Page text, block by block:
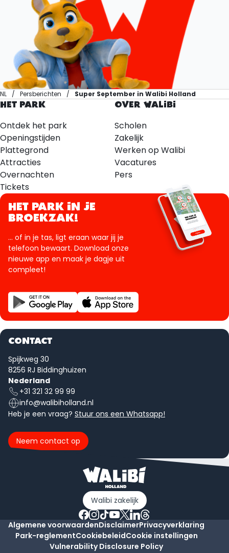
NL Persberichten
Super September in Walibi Holland
HET PARK
Ontdek het park
Openingstijden
Plattegrond
Attracties
Overnachten
Tickets
OVER WALIBI
Scholen
Zakelijk
Werken op Walibi
Vacatures
Pers
HET PARK IN JE
BROEKZAK!
... of in je tas, ligt eraan waar jij je
telefoon bewaart. Download onze
nieuwe app en maak je dagje uit
compleet!
CONTACT
Spijkweg 30
8256 RJ Biddinghuizen
Nederland
+31 321 32 99 99
info@walibiholland.nl
Heb je een vraag? Stuur ons een Whatsapp!
Neem contact op
Walibi zakelijk
Algemene voorwaardenDisclaimerPrivacyverklaring
Park-reglementCookiebeleidCookie instellingen
Vulnerability Disclosure Policy